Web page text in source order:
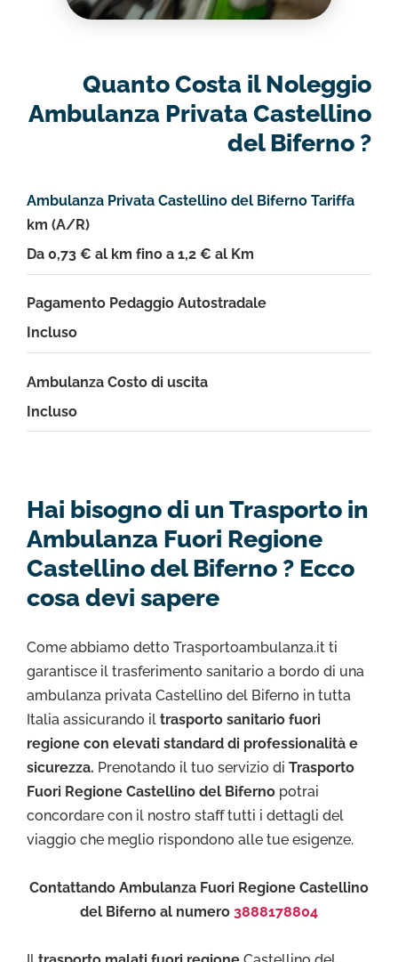
Quanto Costa il Noleggio
Ambulanza Privata Castellino
del Biferno ?
Ambulanza Privata Castellino del Biferno Tariffa
km (A/R)
Da 0,73 € al km fino a 1,2 € al Km
Pagamento Pedaggio Autostradale
Incluso
Ambulanza Costo di uscita
Incluso
Hai bisogno di un Trasporto in
Ambulanza Fuori Regione
Castellino del Biferno ? Ecco
cosa devi sapere
Come abbiamo detto Trasportoambulanza.it ti
garantisce il trasferimento sanitario a bordo di una
ambulanza privata Castellino del Biferno in tutta
Italia assicurando il trasporto sanitario fuori
regione con elevati standard di professionalità e
sicurezza. Prenotando il tuo servizio di Trasporto
Fuori Regione Castellino del Biferno potrai
concordare con il nostro staff tutti i dettagli del
viaggio che meglio rispondono alle tue esigenze.
Contattando Ambulanza Fuori Regione Castellino
del Biferno al numero 3888178804